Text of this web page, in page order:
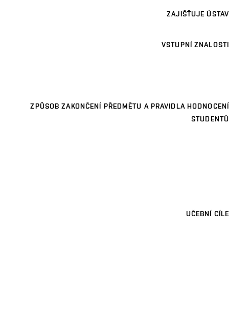
ZAJIŠŤUJE ÚSTAV
VSTUPNÍ ZNALOSTI
ZPŮSOB ZAKONČENÍ PŘEDMĚTU A PRAVIDLA HODNOCENÍ
STUDENTŮ
UČEBNÍ CÍLE